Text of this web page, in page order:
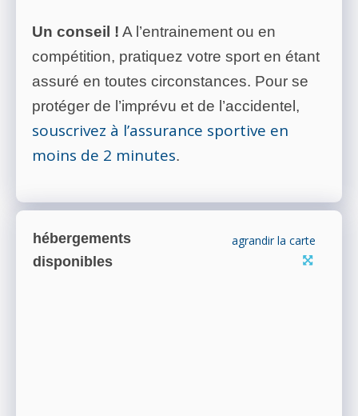
Un conseil ! A l’entrainement ou en
compétition, pratiquez votre sport en étant
assuré en toutes circonstances. Pour se
protéger de l’imprévu et de l’accidentel,
souscrivez à l’assurance sportive en
moins de 2 minutes.
hébergements
disponibles
agrandir la carte